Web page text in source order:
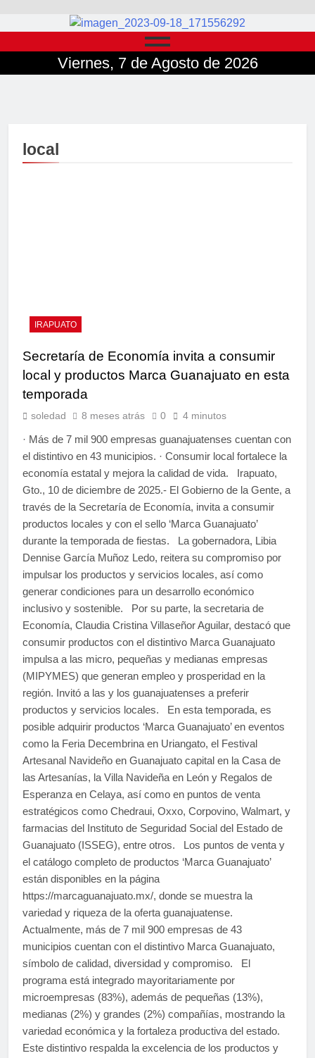
Viernes, 7 de Agosto de 2026
local
IRAPUATO
Secretaría de Economía invita a consumir
local y productos Marca Guanajuato en esta
temporada
soledad 8 meses atrás 0 4 minutos
· Más de 7 mil 900 empresas guanajuatenses cuentan con
el distintivo en 43 municipios. · Consumir local fortalece la
economía estatal y mejora la calidad de vida. Irapuato,
Gto., 10 de diciembre de 2025.- El Gobierno de la Gente, a
través de la Secretaría de Economía, invita a consumir
productos locales y con el sello ‘Marca Guanajuato’
durante la temporada de fiestas. La gobernadora, Libia
Dennise García Muñoz Ledo, reitera su compromiso por
impulsar los productos y servicios locales, así como
generar condiciones para un desarrollo económico
inclusivo y sostenible. Por su parte, la secretaria de
Economía, Claudia Cristina Villaseñor Aguilar, destacó que
consumir productos con el distintivo Marca Guanajuato
impulsa a las micro, pequeñas y medianas empresas
(MIPYMES) que generan empleo y prosperidad en la
región. Invitó a las y los guanajuatenses a preferir
productos y servicios locales. En esta temporada, es
posible adquirir productos ‘Marca Guanajuato’ en eventos
como la Feria Decembrina en Uriangato, el Festival
Artesanal Navideño en Guanajuato capital en la Casa de
las Artesanías, la Villa Navideña en León y Regalos de
Esperanza en Celaya, así como en puntos de venta
estratégicos como Chedraui, Oxxo, Corpovino, Walmart, y
farmacias del Instituto de Seguridad Social del Estado de
Guanajuato (ISSEG), entre otros. Los puntos de venta y
el catálogo completo de productos ‘Marca Guanajuato’
están disponibles en la página
https://marcaguanajuato.mx/, donde se muestra la
variedad y riqueza de la oferta guanajuatense.
Actualmente, más de 7 mil 900 empresas de 43
municipios cuentan con el distintivo Marca Guanajuato,
símbolo de calidad, diversidad y compromiso. El
programa está integrado mayoritariamente por
microempresas (83%), además de pequeñas (13%),
medianas (2%) y grandes (2%) compañías, mostrando la
variedad económica y la fortaleza productiva del estado.
Este distintivo respalda la excelencia de los productos y